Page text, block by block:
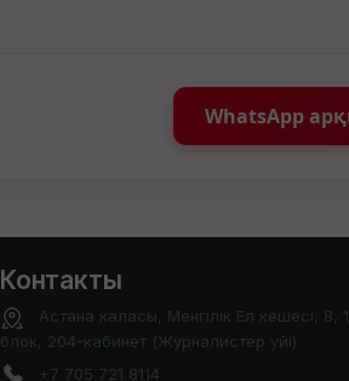
WhatsApp
Контакты
Астана каласы, Менгілік Ел кешесі, 8,
блок, 204-кабинет (Журналистер уйі)
+7 705 721 8114